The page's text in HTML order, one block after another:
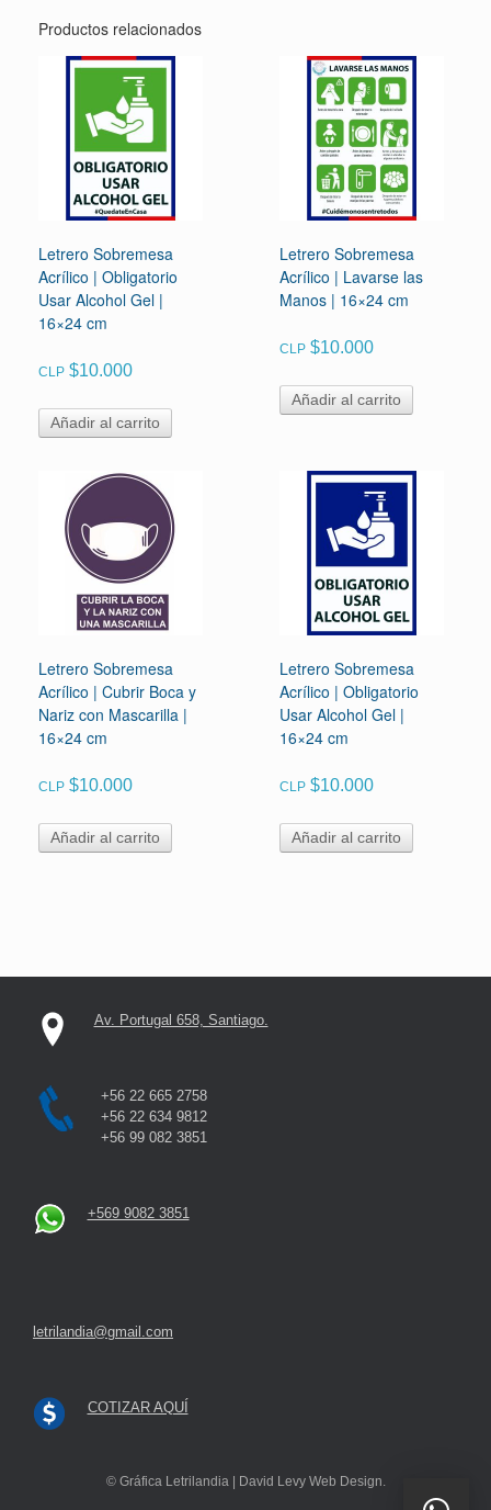
Productos relacionados
Letrero Sobremesa
Acrílico | Obligatorio
Usar Alcohol Gel |
16×24 cm
CLP $10.000
Añadir al carrito
Letrero Sobremesa
Acrílico | Lavarse las
Manos | 16×24 cm
CLP $10.000
Añadir al carrito
Letrero Sobremesa
Acrílico | Cubrir Boca y
Nariz con Mascarilla |
16×24 cm
CLP $10.000
Añadir al carrito
Letrero Sobremesa
Acrílico | Obligatorio
Usar Alcohol Gel |
16×24 cm
CLP $10.000
Añadir al carrito
Av. Portugal 658, Santiago.
+56 22 665 2758
+56 22 634 9812
+56 99 082 3851
+569 9082 3851
letrilandia@gmail.com
COTIZAR AQUÍ
© Gráfica Letrilandia | David Levy Web Design.